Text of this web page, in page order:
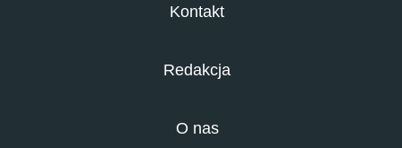
Kontakt
Redakcja
O nas